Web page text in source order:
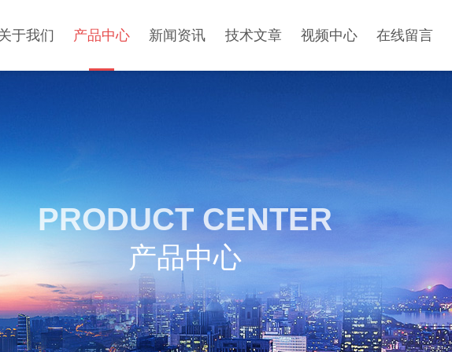
于我们 产品中心 新闻资讯 技术文章 视频中心 在线留言
PRODUCT CENTER
产品中心